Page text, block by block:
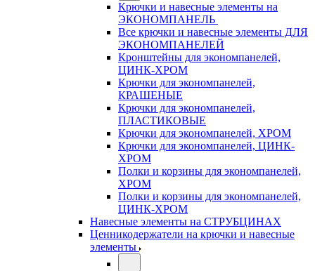
Крючки и навесные элементы на
ЭКОНОМПАНЕЛЬ
Все крючки и навесные элементы ДЛЯ
ЭКОНОМПАНЕЛЕЙ
Кронштейны для экономпанелей,
ЦИНК-ХРОМ
Крючки для экономпанелей,
КРАШЕНЫЕ
Крючки для экономпанелей,
ПЛАСТИКОВЫЕ
Крючки для экономпанелей, ХРОМ
Крючки для экономпанелей, ЦИНК-
ХРОМ
Полки и корзины для экономпанелей,
ХРОМ
Полки и корзины для экономпанелей,
ЦИНК-ХРОМ
Навесные элементы на СТРУБЦИНАХ
Ценникодержатели на крючки и навесные
элементы